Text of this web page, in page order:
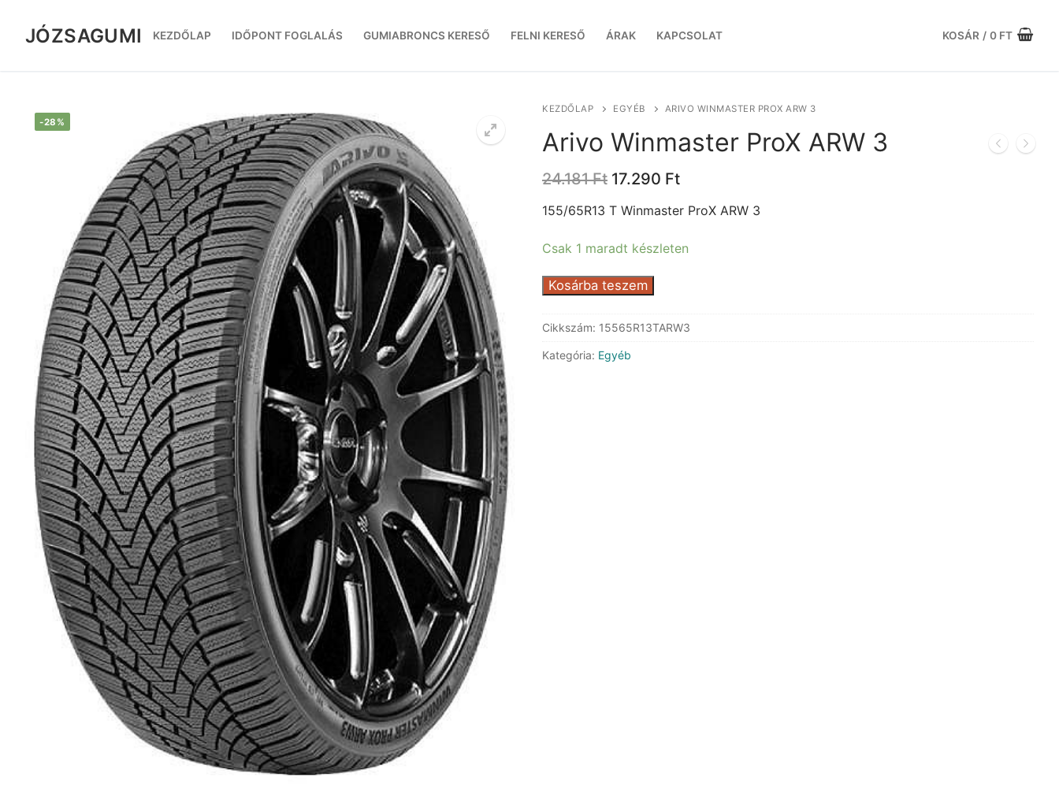
tartalomra
JÓZSAGUMI KEZDŐLAP IDŐPONT FOGLALÁS GUMIABRONCS KERESŐ FELNI KERESŐ ÁRAK KAPCSOLAT KOSÁR / 0 FT
-28%
KEZDŐLAP EGYÉB ARIVO WINMASTER PROX ARW 3
Arivo Winmaster ProX ARW 3
24.181Ft Original
was:
17.290 FtCurrent
is:
155/65R13 T Winmaster ProX ARW 3
Csak 1 maradt készleten
Arivo
ProX
3
Kosárba teszem
Cikkszám: 15565R13TARW3
Kategória: Egyéb